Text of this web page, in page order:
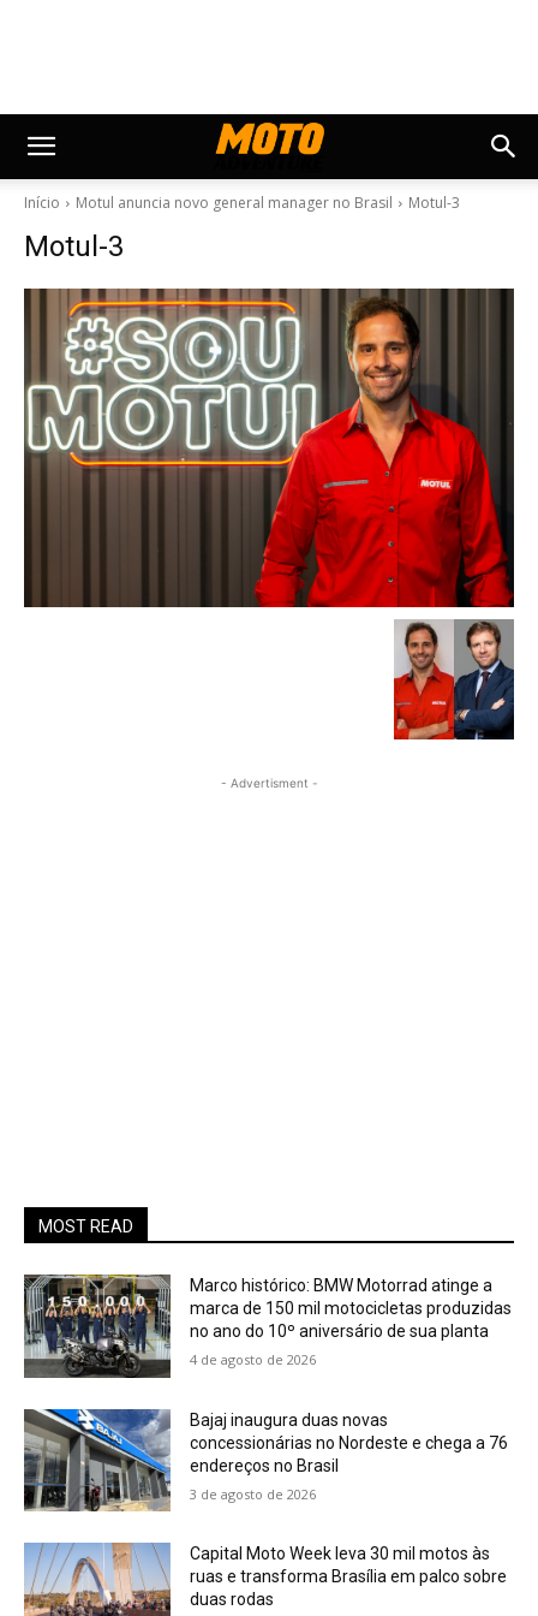
Início Motul anuncia novo general manager no Brasil Motul-3
Motul-3
- Advertisment -
MOST READ
Marco histórico: BMW Motorrad atinge a
marca de 150 mil motocicletas produzidas
no ano do 10º aniversário de sua planta
4 de agosto de 2026
Bajaj inaugura duas novas
concessionárias no Nordeste e chega a 76
endereços no Brasil
3 de agosto de 2026
Capital Moto Week leva 30 mil motos às
ruas e transforma Brasília em palco sobre
duas rodas